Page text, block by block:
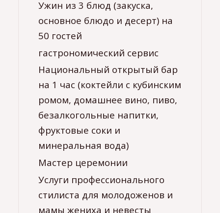
основное блюдо и десерт) на
50 гостей
гастрономический сервис
Национальный открытый бар
на 1 час (коктейли с кубинским
ромом, домашнее вино, пиво,
безалкогольные напитки,
фруктовые соки и
минеральная вода)
Мастер церемонии
Услуги профессионального
стилиста для молодоженов и
мамы жениха и невесты